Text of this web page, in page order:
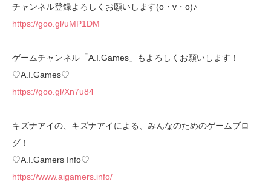
チャンネル登録よろしくお願いします(o・v・o)♪
https://goo.gl/uMP1DM
ゲームチャンネル「A.I.Games」もよろしくお願いします！
♡A.I.Games♡
https://goo.gl/Xn7u84
キズナアイの、キズナアイによる、みんなのためのゲームブロ
グ！
♡A.I.Gamers Info♡
https://www.aigamers.info/